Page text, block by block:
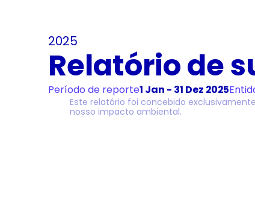
2025
Relatório de
Período de reporte1 Jan - 31 Dez 2025
Este relatório foi concebido
nosso impacto ambiental.